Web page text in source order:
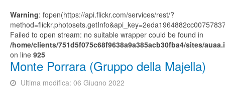
Warning: fopen(https://api.flickr.com/services/rest/?
Failed to open stream: no suitable wrapper could be found in
/home/clients/751d5f075c68f9638a9a385acb30fba4/sites/
on line 925
Monte Porrara (Gruppo della Majella)
Ultima modifica: 06 Giugno 2022